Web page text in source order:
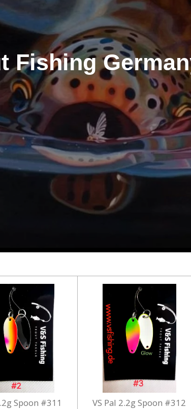
Fishing
Spoon #311 VS Pal 2.2g Spoon #312